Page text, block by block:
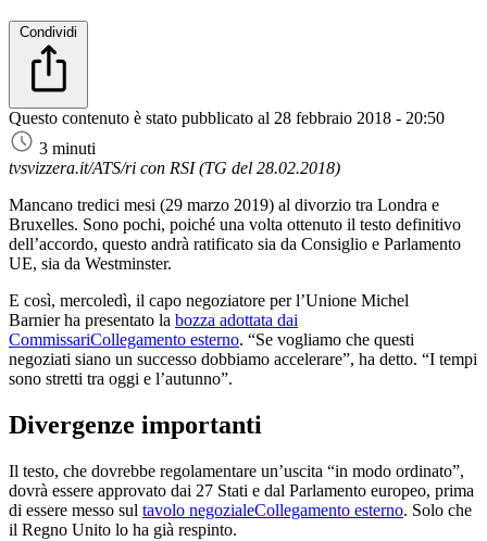
Condividi
Questo contenuto è stato pubblicato al 28 febbraio 2018 - 20:50
3 minuti
tvsvizzera.it/ATS/ri con RSI (TG del 28.02.2018)
Mancano tredici mesi (29 marzo 2019) al divorzio tra Londra e
Bruxelles. Sono pochi, poiché una volta ottenuto il testo definitivo
dell’accordo, questo andrà ratificato sia da Consiglio e Parlamento
UE, sia da Westminster.
E così, mercoledì, il capo negoziatore per l’Unione Michel
Barnier ha presentato la bozza adottata dai
CommissariCollegamento esterno. “Se vogliamo che questi
negoziati siano un successo dobbiamo accelerare”, ha detto. “I tempi
sono stretti tra oggi e l’autunno”.
Divergenze importanti
Il testo, che dovrebbe regolamentare un’uscita “in modo ordinato”,
dovrà essere approvato dai 27 Stati e dal Parlamento europeo, prima
di essere messo sul tavolo negozialeCollegamento esterno. Solo che
il Regno Unito lo ha già respinto.